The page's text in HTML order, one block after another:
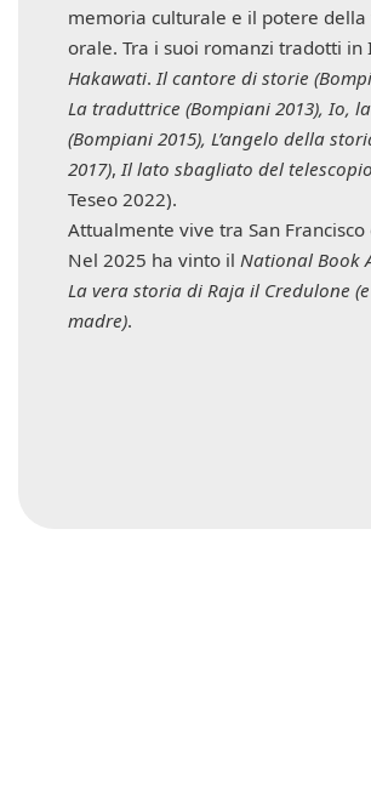
memoria culturale e il potere della
orale. Tra i suoi romanzi tradotti in
Hakawati. Il cantore di storie
La traduttrice (Bompiani 2013), Io,
(Bompiani 2015), L’angelo della
2017), Il lato sbagliato del telescopio
Teseo 2022).
Attualmente vive tra San Francisco
Nel 2025 ha vinto il National Book
La vera storia di Raja il Credulone
madre).